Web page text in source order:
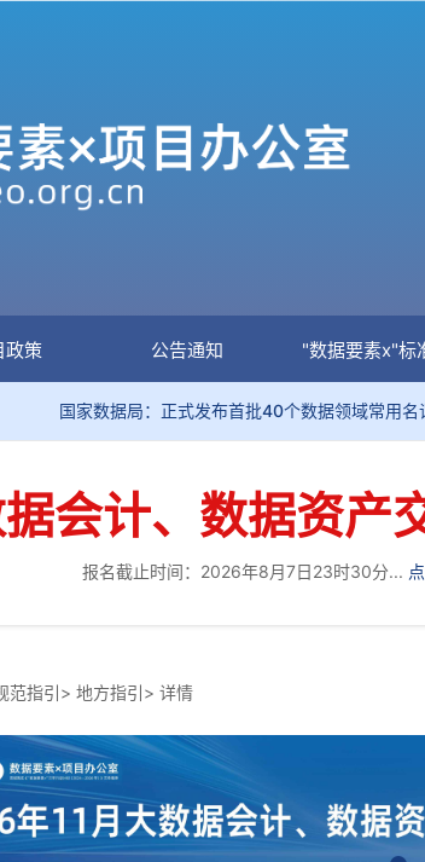
政策 公告通知 "数据要素x"标
国家数据局：正式发布首批40个数据领域常用名词解释
会计、数据资产
报名截止时间：2026年8月7日23时30分...
范指引> 地方指引> 详情